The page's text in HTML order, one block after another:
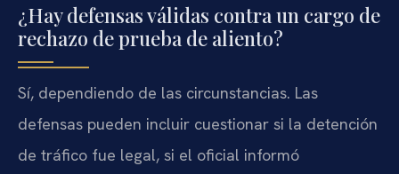
¿Hay defensas válidas contra un cargo de
rechazo de prueba de aliento?
Sí, dependiendo de las circunstancias. Las
defensas pueden incluir cuestionar si la detención
de tráfico fue legal, si el oficial informó